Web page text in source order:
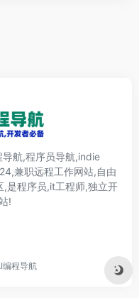
航,程序员导航,indie
兼职远程工作网站,自由
,是程序员,it工程师,独立开
!
编程导航